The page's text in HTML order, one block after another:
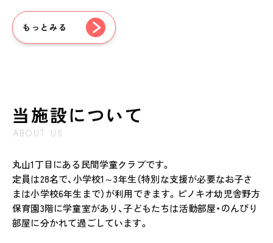
もっとみる
当施設について
ABOUT US
丸山1丁目にある民間学童クラブです。
定員は28名で、小学校1～3年生（特別な支援が必要なお子さ
まは小学校6年生まで）が利用できます。ピノキオ幼児舎野方
保育園3階に学童室があり、子どもたちは活動部屋・のんびり
部屋に分かれて過ごしています。